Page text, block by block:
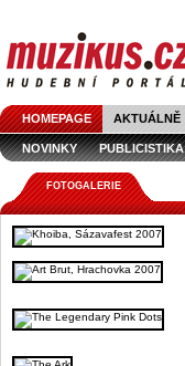
HOMEPAGE AKTUÁLNĚ
NOVINKY PUBLICISTIKA
FOTOGALERIE